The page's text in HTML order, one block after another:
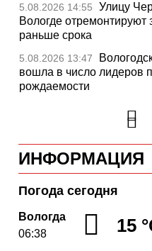
5.08.2026 14:55
Улицу
Вологде отремонтируют
раньше срока
5.08.2026 13:47
вошла в число лидеров
рождаемости
В День
массовые зарядки
5.08.2026 12:37
26 тысяч
развития региона
через чат-бот
5.08.2026 12:08
общественные
пройдут учебу
ИНФОРМАЦИЯ
Погода сегодня
Вологда
06:38
15